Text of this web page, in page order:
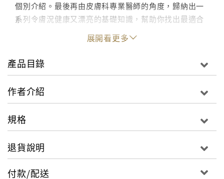
個別介紹。最後再由皮膚科專業醫師的角度，歸納出一
系列令膚況健康又漂亮的基礎知識，幫助你找出最適合
大人小孩都適合閱讀，
既是繪本，亦是最佳美容知識書！
★本書收錄美肌基礎知識★
‧形成肝斑的過程 ‧如何保養肝斑？ ‧雀斑、色素沉澱
斑使用肝臟的「肝」這個字的原因是其顏色和肝臟的顏
色相似。肝斑會在臉頰、嘴邊、眼周、額頭等部位生
成。也會在鼻翼兩側對稱出現。
展開看更多
產品目錄
作者介紹
規格
退貨說明
付款/配送